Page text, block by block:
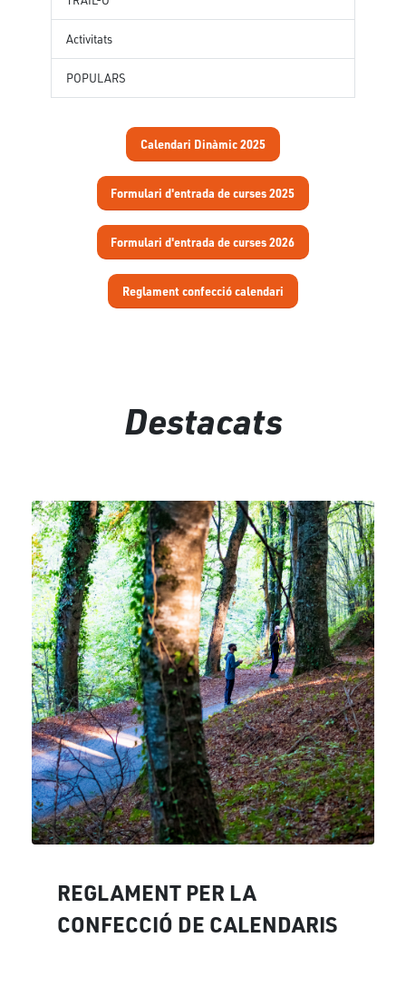
Activitats
POPULARS
Calendari Dinàmic 2025
Formulari d'entrada de curses 2025
Formulari d'entrada de curses 2026
Reglament confecció calendari
Destacats
REGLAMENT PER LA
CONFECCIÓ DE CALENDARIS